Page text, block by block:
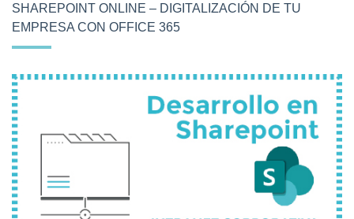
SHAREPOINT ONLINE – DIGITALIZACIÓN DE TU
EMPRESA CON OFFICE 365